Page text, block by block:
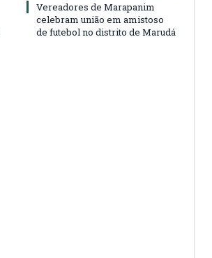
Vereadores de Marapanim
celebram união em amistoso
de futebol no distrito de Marudá